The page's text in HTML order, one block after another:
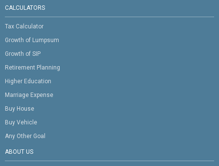
CALCULATORS
Tax Calculator
Growth of Lumpsum
Growth of SIP
Retirement Planning
Higher Education
Marriage Expense
Buy House
Buy Vehicle
Any Other Goal
ABOUT US